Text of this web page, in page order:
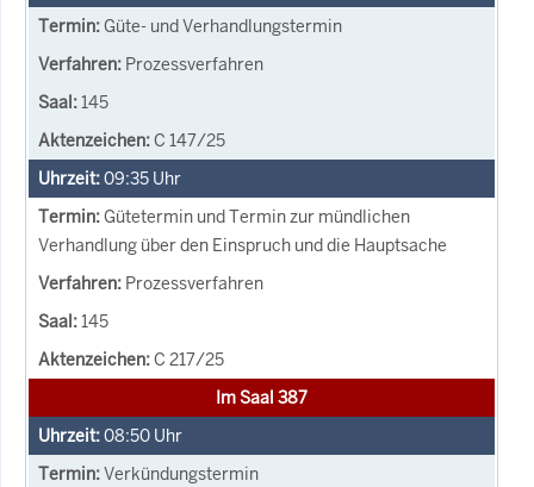
Güte- und Verhandlungstermin
Prozessverfahren
145
C 147/25
09:35 Uhr
Gütetermin und Termin zur mündlichen
Verhandlung über den Einspruch und die Hauptsache
Prozessverfahren
145
C 217/25
Im Saal 387
08:50 Uhr
Verkündungstermin